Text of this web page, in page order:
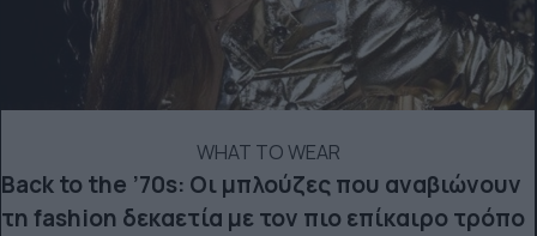
WHAT TO WEAR
Back to the ’70s: Οι μπλούζες που αναβιώνουν
τη fashion δεκαετία με τον πιο επίκαιρο τρόπο